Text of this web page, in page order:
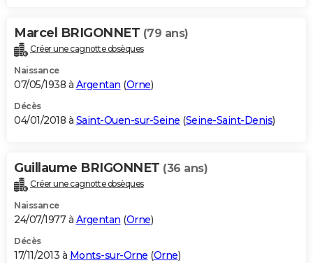
Marcel BRIGONNET (79 ans)
Créer une cagnotte obsèques
Naissance
07/05/1938 à Argentan (Orne)
Décès
04/01/2018 à Saint-Ouen-sur-Seine (Seine-Saint-Denis)
Guillaume BRIGONNET (36 ans)
Créer une cagnotte obsèques
Naissance
24/07/1977 à Argentan (Orne)
Décès
17/11/2013 à Monts-sur-Orne (Orne)